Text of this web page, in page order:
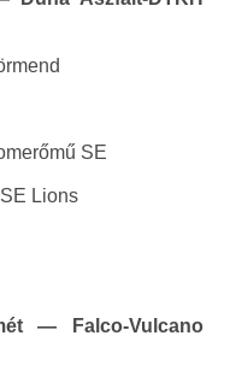
SE
Lions
— Falco-Vulcano